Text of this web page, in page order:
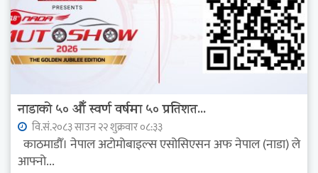
नाडाको ५० औँ स्वर्ण वर्षमा ५० प्रतिशत...
वि.सं.२०८३ साउन २२ शुक्रवार ०८:३३
काठमाडौँ। नेपाल अटोमोबाइल्स एसोसिएसन अफ नेपाल (नाडा) ले
आफ्नो...